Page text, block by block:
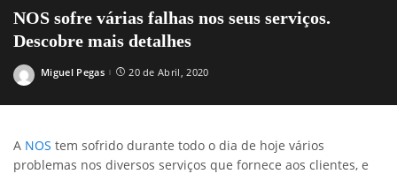
NOS sofre várias falhas nos seus serviços.
Descobre mais detalhes
Posted
Miguel Pegas 20 de Abril, 2020
A NOS tem sofrido durante todo o dia de hoje vários
problemas nos diversos serviços que fornece aos clientes, e